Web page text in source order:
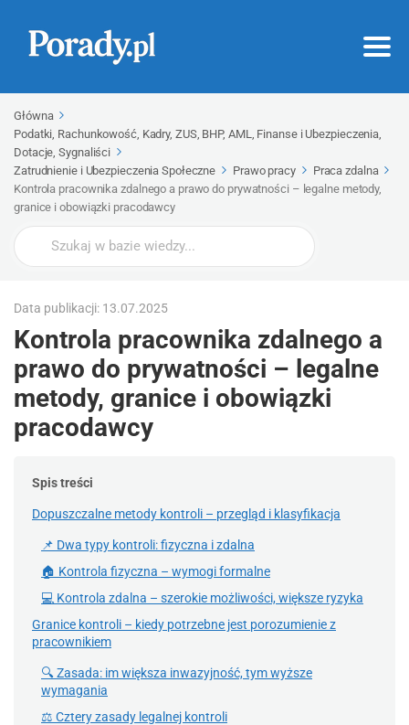
Główna
Podatki, Rachunkowość, Kadry, ZUS, BHP, AML, Finanse i Ubezpieczenia,
Dotacje, Sygnaliści
Zatrudnienie i Ubezpieczenia Społeczne
Prawo pracy
Praca zdalna
Kontrola pracownika zdalnego a prawo do prywatności – legalne metody,
granice i obowiązki pracodawcy
Wyszukaj
Data publikacji: 13.07.2025
Kontrola pracownika zdalnego a
prawo do prywatności – legalne
metody, granice i obowiązki
pracodawcy
Spis treści
Dopuszczalne metody kontroli – przegląd i klasyfikacja
📌 Dwa typy kontroli: fizyczna i zdalna
🏠 Kontrola fizyczna – wymogi formalne
💻 Kontrola zdalna – szerokie możliwości, większe ryzyka
Granice kontroli – kiedy potrzebne jest porozumienie z
pracownikiem
🔍 Zasada: im większa inwazyjność, tym wyższe
wymagania
⚖ Cztery zasady legalnej kontroli